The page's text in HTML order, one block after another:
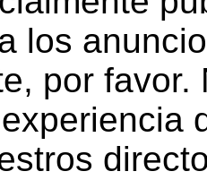
los
por